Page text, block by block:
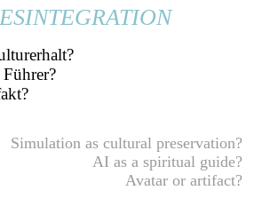
Simulation as cultural preservation?
AI as a spiritual guide?
Avatar or artifact?